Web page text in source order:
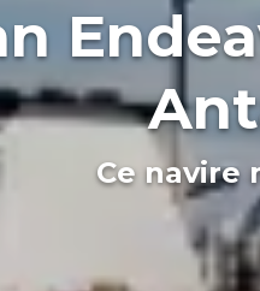
Ce navire